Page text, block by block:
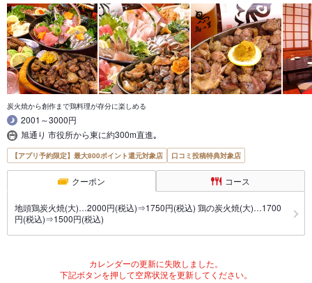
炭火焼から創作まで鶏料理が存分に楽しめる
2001～3000円
旭通り 市役所から東に約300m直進｡
【アプリ予約限定】最大800ポイント還元対象店 口コミ投稿特典対象店
クーポン コース
地頭鶏炭火焼(大)…2000円(税込)⇒1750円(税込) 鶏の炭火焼(大)…1700
円(税込)⇒1500円(税込)
カレンダーの更新に失敗しました。
下記ボタンを押して空席状況を更新してください。